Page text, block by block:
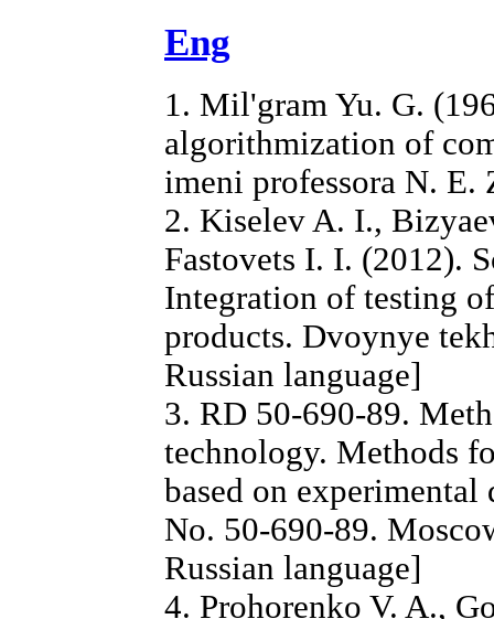
Eng
1. Mil'gram Yu. G.
algorithmization of
imeni professora N. E.
2. Kiselev A. I.,
Fastovets I. I. (2012).
Integration of testing
products. Dvoynye
Russian language]
3. RD 50-690-89.
technology. Methods
based on
No. 50-690-89.
Russian language]
4. Prohorenko V. A.,